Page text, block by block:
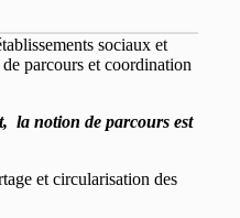
sociaux et
parcours et coordination
la notion de parcours est
et circularisation des